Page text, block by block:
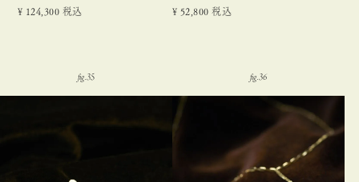
¥ 124,300 税込 ¥ 52,800 税込